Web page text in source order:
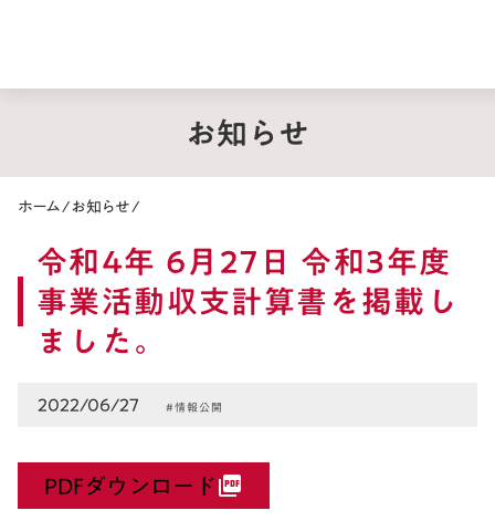
お知らせ
ホーム/お知らせ/
令和4年 6月27日 令和3年度
事業活動収支計算書を掲載し
ました。
2022/06/27 #情報公開
PDFダウンロードpicture_as_pdf